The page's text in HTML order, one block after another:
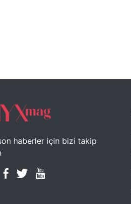
haberler için bizi takip